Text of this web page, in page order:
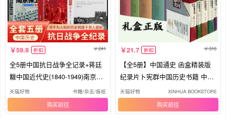
59.8 折扣 241
全5册中国抗日战争全记录+蒋廷
黻中国近代史(1840-1949)南京保
卫战+一战二战战史 历史学家讲
述近代中国通史关于近代史的历
史类书
天猫好物 书籍/杂志/报纸
购买
21.7 折扣 310
【全5册】中国通史 函盒精装版
纪录片卜宪群中国历史书籍 中国
大历史白话通史 上下五千年百科
全书历史读物 华夏出版社 新华正
版
天猫好物 XINHUA BOOKSTORE/新
购买